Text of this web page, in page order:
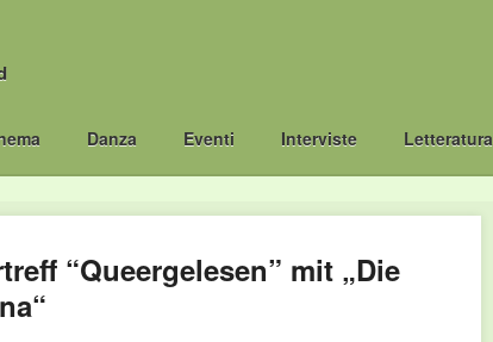
Danza Eventi Interviste Letteratura
“Queergelesen” mit „Die